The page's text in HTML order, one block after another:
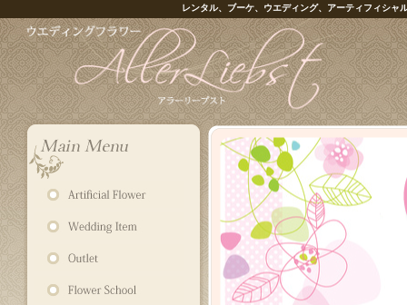
レンタル、ブーケ、ウエディング、アーティフィシャ